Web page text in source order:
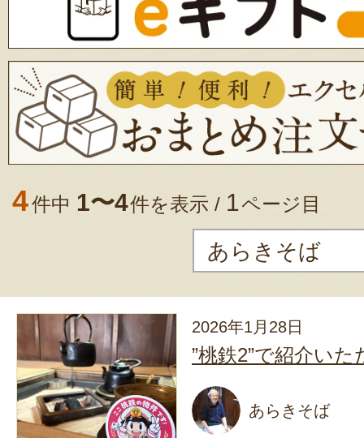
4件中 1〜4件を表示 / 1ページ目
2026年1月28日
”桃鉄2”で紹介い
あらきそば